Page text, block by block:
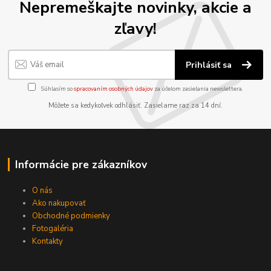
Nepremeškajte novinky, akcie a
zľavy!
Prihlásiť sa
Súhlasím sospracovaním osobných údajov za účelom zasielania newslettera.
Môžete sa kedykoľvek odhlásiť. Zasielame raz za 14 dní.
Informácie pre zákazníkov
O nás
Ako nakupovať
Obchodné podmienky
Fotogaléria
Kontakty